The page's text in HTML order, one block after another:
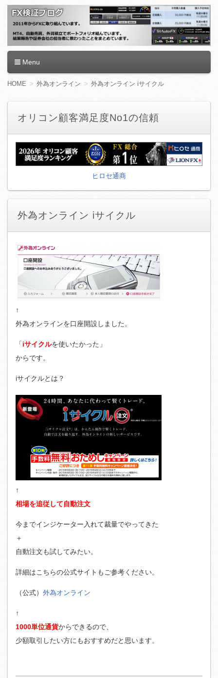
FX検証ブログ
Menu
コ
ツ
動
HOME 外為オンライン 外為オンライン iサイクル
オリコン顧客満足度No1の信頼
ヒロセ通商
外為オンライン iサイクル
↑
外為オンラインを口座開設しました。
「iサイクルを使いたかった」
からです。
iサイクルとは？
↑
相場を追従して自動注文
今までインジケーター入れて裁量でやってきた
＋
自動注文も試してみたい。
詳細はこちらの公式サイトもご参考ください。
（公式） 外為オンライン
↑
1000単位通貨からできるので、
少額取引したい方にもおすすめだと思います。